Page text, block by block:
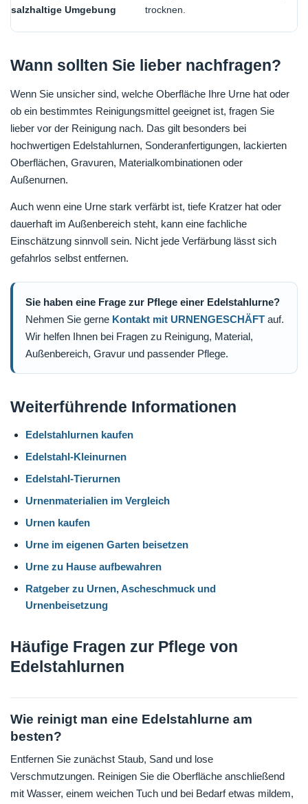
salzhaltige Umgebung
trocknen.
Wann sollten Sie lieber nachfragen?
Wenn Sie unsicher sind, welche Oberfläche Ihre Urne hat oder
ob ein bestimmtes Reinigungsmittel geeignet ist, fragen Sie
lieber vor der Reinigung nach. Das gilt besonders bei
hochwertigen Edelstahlurnen, Sonderanfertigungen, lackierten
Oberflächen, Gravuren, Materialkombinationen oder
Außenurnen.
Auch wenn eine Urne stark verfärbt ist, tiefe Kratzer hat oder
dauerhaft im Außenbereich steht, kann eine fachliche
Einschätzung sinnvoll sein. Nicht jede Verfärbung lässt sich
gefahrlos selbst entfernen.
Sie haben eine Frage zur Pflege einer Edelstahlurne?
Nehmen Sie gerne Kontakt mit URNENGESCHÄFT auf.
Wir helfen Ihnen bei Fragen zu Reinigung, Material,
Außenbereich, Gravur und passender Pflege.
Weiterführende Informationen
Edelstahlurnen kaufen
Edelstahl-Kleinurnen
Edelstahl-Tierurnen
Urnenmaterialien im Vergleich
Urnen kaufen
Urne im eigenen Garten beisetzen
Urne zu Hause aufbewahren
Ratgeber zu Urnen, Ascheschmuck und
Urnenbeisetzung
Häufige Fragen zur Pflege von
Edelstahlurnen
Wie reinigt man eine Edelstahlurne am
besten?
Entfernen Sie zunächst Staub, Sand und lose
Verschmutzungen. Reinigen Sie die Oberfläche anschließend
mit Wasser, einem weichen Tuch und bei Bedarf etwas mildem,